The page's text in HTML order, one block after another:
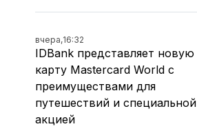
вчера,16:32
IDBank представляет новую
карту Mastercard World с
преимуществами для
путешествий и специальной
акцией